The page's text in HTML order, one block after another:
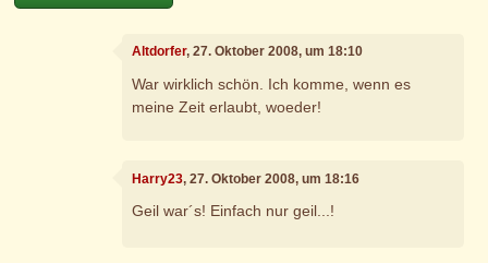
Altdorfer, 27. Oktober 2008, um 18:10
War wirklich schön. Ich komme, wenn es
meine Zeit erlaubt, woeder!
Harry23, 27. Oktober 2008, um 18:16
Geil war´s! Einfach nur geil...!